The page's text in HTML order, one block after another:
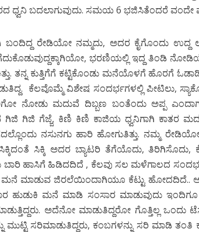
ಧ್ವನಿ ಬದಲಾಗುವುದು. ಸಮಯ 6 ಭಜಿಸಿತೆಂದರೆ
ರೇಡಿಯೋ ನಮ್ಮದು, ಅದರ ಕೈಗೊಂದು ಉದ್ದ
ಭರಣಿಯಲ್ಲಿ ಇದ್ದ ತಿಂಡಿ
ತನ್ನ ಕುತ್ತಿಗೆಗೆ ಕಟ್ಟಿಕೊಂಡು ಮನೆಯೊಳಗೆ ಹೊರಗೆ
ಕೆಲವೊಮ್ಮೆ ವಿಶೇಷ ಸಂದರ್ಭಗಳಲ್ಲಿ ಪೀಟಿಲು,
ನೋಡು ಮದುವೆ ದಿಬ್ಬಣ ಬಂತೆಂದು ಅಪ್ಪ
ಗಿಜಿ ಗಿಜಿ ಗೆಜ್ಜೆ, ಕಿಣಿ ಕಿಣಿ ಕಾಜಿಯ ಧ್ವನಿಗಾಗಿ ಕಾತರ
ನಸುನಗು ಹಾರಿ ಹೋಗುತಿತ್ತು. ನಮ್ಮ
ಸಿಕ್ಕಿ ಅದರ ಬ್ಯಾಟರಿ ತೆಗೆಯೊದು, ತಿರಿಗಿಸೊದು,
ಹಾಸಿಗೆ ಹಿಡಿದದಿದೆ , ಕೆಲವು ಸಲ ಮಳೆಗಾಲದ
ಮಾಡುವ ಜಿರಲೆಯಿಂದಾಗಿಯೂ ಕೆಟ್ಟು ಹೋದದಿದೆ..
ಮನೆ ಮಾಡಿ ಸಂಸಾರ ಮಾಡುವುದು
ಅದೆನೋ ಮಾಡುತಿದ್ದರೋ ಗೊತ್ತಿಲ್ಲ ಒಂದು
ಸರಿಮಾಡುತಿದ್ದರು, ಕಂಬಗಳನ್ನು ಸರಿ ಮಾಡಿ ತಂತಿ